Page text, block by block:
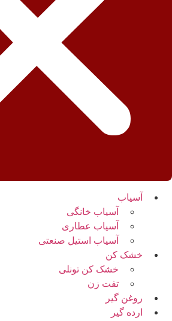
آسیاب
آسیاب خانگی
آسیاب عطاری
آسیاب استیل صنعتی
خشک کن
خشک کن تونلی
تفت زن
روغن گیر
ارده گیر